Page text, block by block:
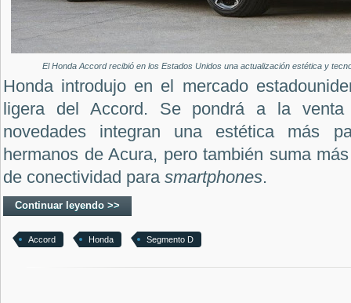
El Honda Accord recibió en los Estados Unidos una actualización estética y
Honda introdujo en el mercado
ligera del Accord. Se pondrá a la
novedades integran una estética más
hermanos de Acura, pero también suma
de conectividad para smartphones.
Continuar leyendo >>
Accord Honda Segmento D